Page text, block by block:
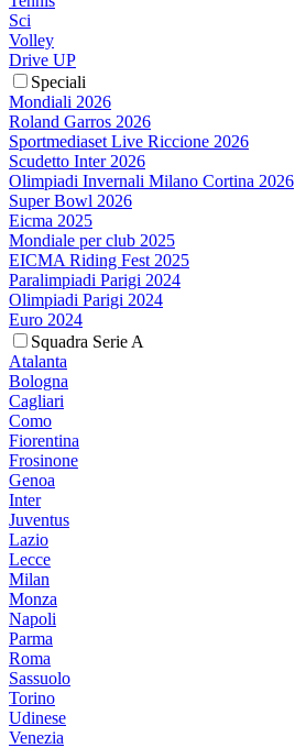
Sci
Volley
Drive UP
Speciali
Mondiali 2026
Roland Garros 2026
Sportmediaset Live Riccione 2026
Scudetto Inter 2026
Olimpiadi Invernali Milano Cortina 2026
Super Bowl 2026
Eicma 2025
Mondiale per club 2025
EICMA Riding Fest 2025
Paralimpiadi Parigi 2024
Olimpiadi Parigi 2024
Euro 2024
Squadra Serie A
Atalanta
Bologna
Cagliari
Como
Fiorentina
Frosinone
Genoa
Inter
Juventus
Lazio
Lecce
Milan
Monza
Napoli
Parma
Roma
Sassuolo
Torino
Udinese
Venezia